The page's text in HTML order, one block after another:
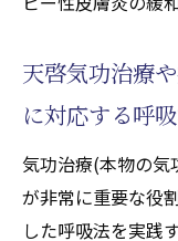
天啓気功治療
に対応する呼
気功治療(本物の気
が非常に重要な役
した呼吸法を実践